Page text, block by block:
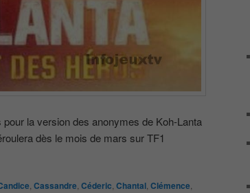
la version des anonymes de Koh-Lanta
dès le mois de mars sur TF1
Cassandre Céderic Chantal Clémence